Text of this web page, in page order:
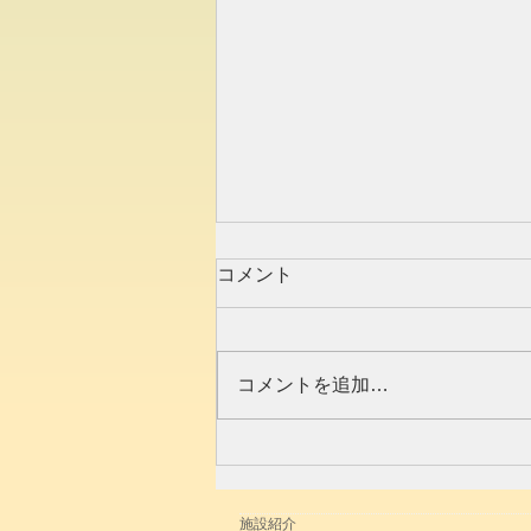
ン】2023.3/19(日)14時「太子
ホールで会いまショウ！」開
コメント
コメントを追加…
施設紹介